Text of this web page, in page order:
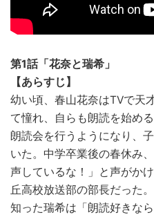
第1話「花奈と瑞希」
【あらすじ】
幼い頃、春山花奈はTVで天
て憧れ、自らも朗読を始め
朗読会を行うようになり、
いた。中学卒業後の春休み
声しているな！」と声がか
丘高校放送部の部長だった
知った瑞希は「朗読好きな